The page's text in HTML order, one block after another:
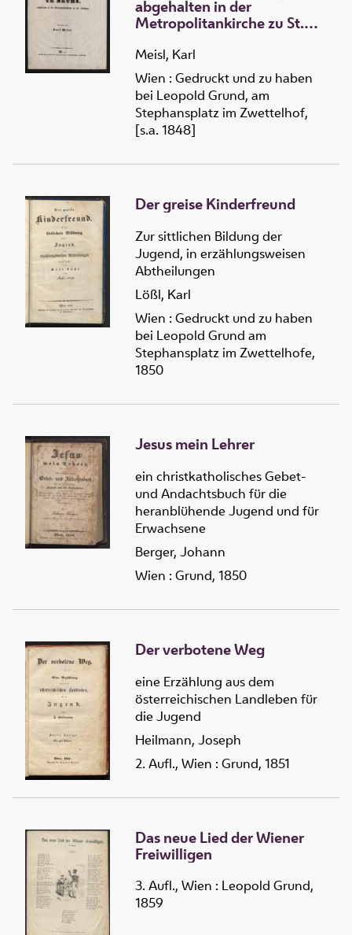
abgehalten in der
Metropolitankirche zu St.
Meisl, Karl
Wien : Gedruckt und zu haben
bei Leopold Grund, am
Stephansplatz im Zwettelhof,
[s.a. 1848]
Der greise Kinderfreund
Zur sittlichen Bildung der
Jugend, in erzählungsweisen
Abtheilungen
Lößl, Karl
Wien : Gedruckt und zu haben
bei Leopold Grund am
Stephansplatz im Zwettelhofe,
1850
Jesus mein Lehrer
ein christkatholisches Gebet-
und Andachtsbuch für die
heranblühende Jugend und für
Erwachsene
Berger, Johann
Wien : Grund, 1850
Der verbotene Weg
eine Erzählung aus dem
österreichischen Landleben für
die Jugend
Heilmann, Joseph
2. Aufl., Wien : Grund, 1851
Das neue Lied der Wiener
Freiwilligen
3. Aufl., Wien : Leopold Grund,
1859